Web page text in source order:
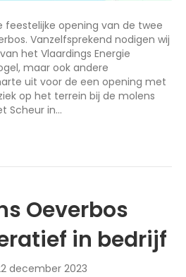
feestelijke opening van de twee
Vanzelfsprekend nodigen wij
het Vlaardings Energie
maar ook andere
uit voor de een opening met
op het terrein bij de molens
Scheur in…
Oeverbos
in bedrijf
december 2023